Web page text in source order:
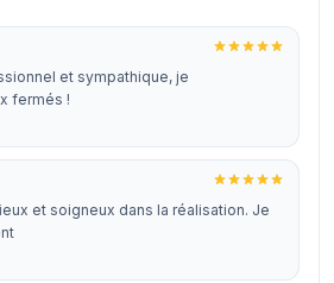
et sympathique, je
fermés !
et soigneux dans la réalisation. Je